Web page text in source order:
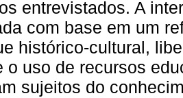
entrevistados. A
com base em um
histórico-cultural,
o uso de recursos
sujeitos do